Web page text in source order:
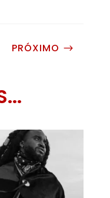
PRÓXIMO $